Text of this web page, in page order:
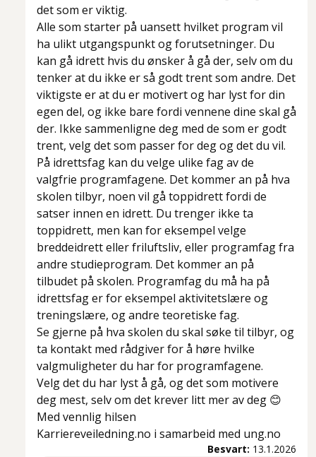
det som er viktig.
Alle som starter på uansett hvilket program vil
ha ulikt utgangspunkt og forutsetninger. Du
kan gå idrett hvis du ønsker å gå der, selv om du
tenker at du ikke er så godt trent som andre. Det
viktigste er at du er motivert og har lyst for din
egen del, og ikke bare fordi vennene dine skal gå
der. Ikke sammenligne deg med de som er godt
trent, velg det som passer for deg og det du vil.
På idrettsfag kan du velge ulike fag av de
valgfrie programfagene. Det kommer an på hva
skolen tilbyr, noen vil gå toppidrett fordi de
satser innen en idrett. Du trenger ikke ta
toppidrett, men kan for eksempel velge
breddeidrett eller friluftsliv, eller programfag fra
andre studieprogram. Det kommer an på
tilbudet på skolen. Programfag du må ha på
idrettsfag er for eksempel aktivitetslære og
treningslære, og andre teoretiske fag.
Se gjerne på hva skolen du skal søke til tilbyr, og
ta kontakt med rådgiver for å høre hvilke
valgmuligheter du har for programfagene.
Velg det du har lyst å gå, og det som motivere
deg mest, selv om det krever litt mer av deg 😊
Med vennlig hilsen
Karriereveiledning.no i samarbeid med ung.no
Besvart: 13.1.2026